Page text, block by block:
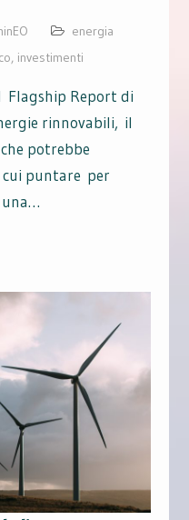
energia
, investimenti
Flagship Report di
rinnovabili, il
potrebbe
cui puntare per
una…